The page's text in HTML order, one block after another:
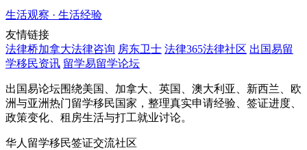
生活观察 · 生活经验
友情链接
法律桥加拿大法律咨询 房东卫士 法律365法律社区 出国易留
学移民资讯 留学易留学论坛
出国易论坛围绕美国、加拿大、英国、澳大利亚、新西兰、欧
洲与亚洲热门留学移民国家，整理真实申请经验、签证进度、
政策变化、租房生活与打工就业讨论。
华人留学移民签证交流社区